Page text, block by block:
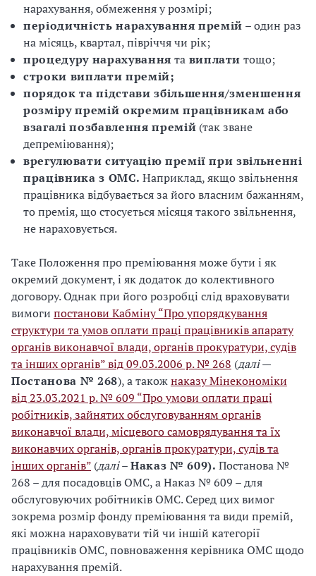
нарахування, обмеження у розмірі;
періодичність нарахування премій – один раз
на місяць, квартал, півріччя чи рік;
процедуру нарахування тавиплати тощо;
строки виплати премій;
порядок та підстави збільшення/зменшення
розміру премій окремим працівникам або
взагалі позбавлення премій (так зване
депреміювання);
врегулювати ситуацію премії при звільненні
працівника з ОМС. Наприклад, якщо звільнення
працівника відбувається за його власним бажанням,
то премія, що стосується місяця такого звільнення,
не нараховується.
Таке Положення про преміювання може бути і як
окремий документ, і як додаток до колективного
договору. Однак при його розробці слід враховувати
вимоги постанови Кабміну “Про упорядкування
структури та умов оплати праці працівників апарату
органів виконавчої влади, органів прокуратури, судів
та інших органів” від 09.03.2006 р. № 268 (далі—
Постанова № 268), а такожнаказу Мінекономіки
від 23.03.2021 р. № 609 “Про умови оплати праці
робітників, зайнятих обслуговуванням органів
виконавчої влади, місцевого самоврядування та їх
виконавчих органів, органів прокуратури, судів та
інших органів” (далі–Наказ № 609).Постанова №
268 – для посадовців ОМС, а Наказ № 609 – для
обслуговуючих робітників ОМС. Серед цих вимог
зокрема розмір фонду преміювання та види премій,
які можна нараховувати тій чи іншій категорії
працівників ОМС, повноваження керівника ОМС щодо
нарахування премій.